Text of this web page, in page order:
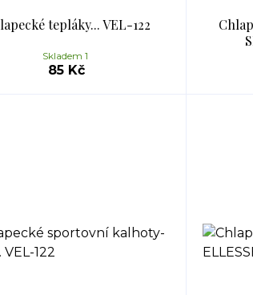
tepláky... VEL-122
85 Kč
Skladem 1